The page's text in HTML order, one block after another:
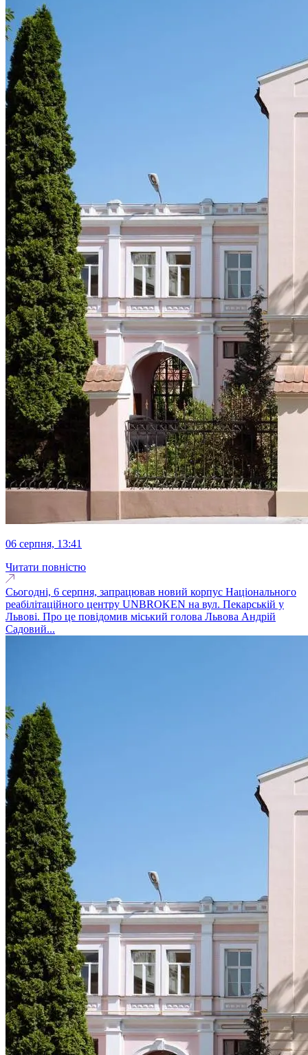
06 серпня, 13:41
Читати повністю
Сьогодні, 6 серпня, запрацював новий корпус Національного
реабілітаційного центру UNBROKEN на вул. Пекарській у
Львові. Про це повідомив міський голова Львова Андрій
Садовий...